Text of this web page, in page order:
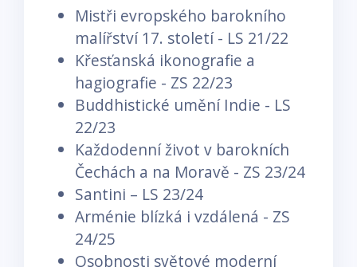
Mistři evropského barokního
malířství 17. století - LS 21/22
Křesťanská ikonografie a
hagiografie - ZS 22/23
Buddhistické umění Indie - LS
22/23
Každodenní život v barokních
Čechách a na Moravě - ZS 23/24
Santini – LS 23/24
Arménie blízká i vzdálená - ZS
24/25
Osobnosti světové moderní